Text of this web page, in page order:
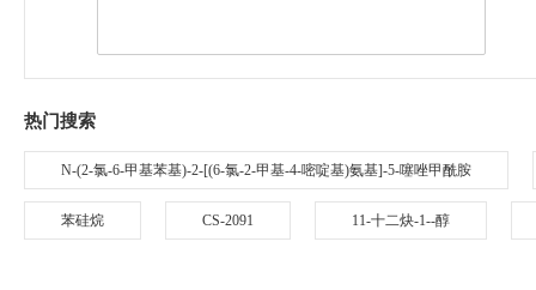
热门搜索
N-(2-氯-6-甲基苯基)-2-[(6-氯-2-甲基-4-嘧啶基)氨基]-5-噻唑甲酰胺
苯硅烷 CS-2091 11-十二炔-1--醇